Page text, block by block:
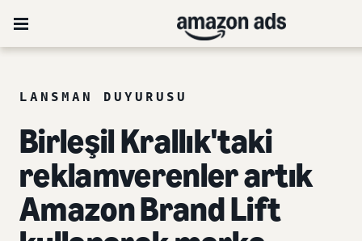
LANSMAN DUYURUSU
Birleşil Krallık'taki
reklamverenler artık
Amazon Brand Lift